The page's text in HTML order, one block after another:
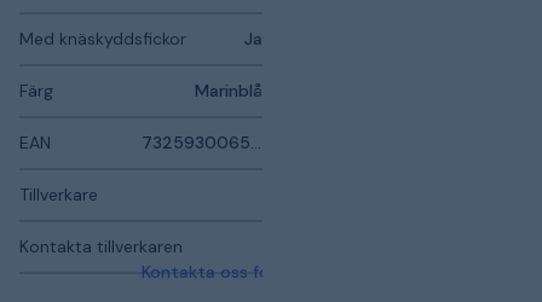
Med knäskyddsfickor Ja
Färg Marinblå
EAN 7325930065831
Tillverkare
Kontakta tillverkaren
Kontakta oss för mer information